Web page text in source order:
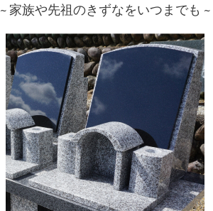
~ 家族や先祖のきずなをいつまでも ~